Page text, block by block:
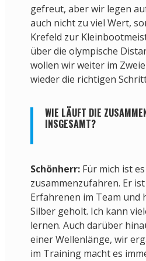
gefreut, aber wir legen
auch nicht zu viel Wert,
Krefeld zur
über die olympische
wollen wir weiter im
wieder die richtigen
WIE LÄUFT DIE
INSGESAMT?
Schönherr:Für mich ist
zusammenzufahren. Er
Erfahrenen im Team und
Silber geholt. Ich kann
lernen. Auch darüber
einer Wellenlänge, wir
im Training macht es